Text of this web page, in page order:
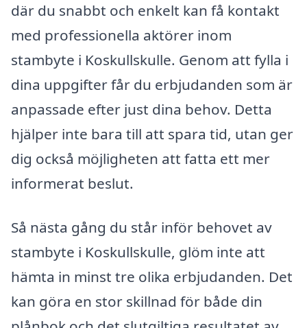
där du snabbt och enkelt kan få kontakt
med professionella aktörer inom
stambyte i Koskullskulle. Genom att fylla i
dina uppgifter får du erbjudanden som är
anpassade efter just dina behov. Detta
hjälper inte bara till att spara tid, utan ger
dig också möjligheten att fatta ett mer
informerat beslut.
Så nästa gång du står inför behovet av
stambyte i Koskullskulle, glöm inte att
hämta in minst tre olika erbjudanden. Det
kan göra en stor skillnad för både din